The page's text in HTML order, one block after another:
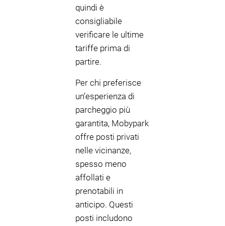
quindi è
consigliabile
verificare le ultime
tariffe prima di
partire.
Per chi preferisce
un’esperienza di
parcheggio più
garantita, Mobypark
offre posti privati
nelle vicinanze,
spesso meno
affollati e
prenotabili in
anticipo. Questi
posti includono